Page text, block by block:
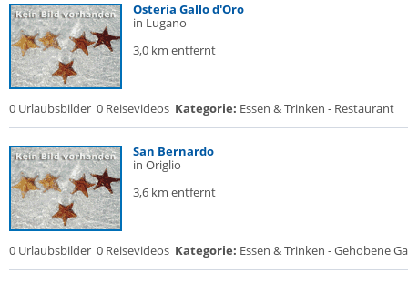
Osteria Gallo d'Oro
in Lugano
3,0 km entfernt
0 Urlaubsbilder 0 Reisevideos Kategorie: Essen & Trinken - Restaurant
San Bernardo
in Origlio
3,6 km entfernt
0 Urlaubsbilder 0 Reisevideos Kategorie: Essen & Trinken - Gehobene